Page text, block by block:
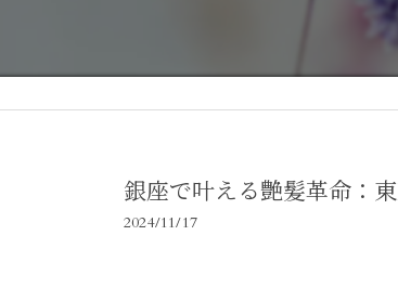
銀座で叶える艶髪革命：
2024/11/17